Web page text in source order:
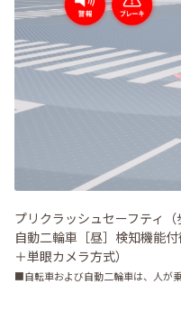
プリクラッシュセーフティ
自動二輪車［昼］検知機能
＋単眼カメラ方式）
■自転車および自動二輪車は、人が